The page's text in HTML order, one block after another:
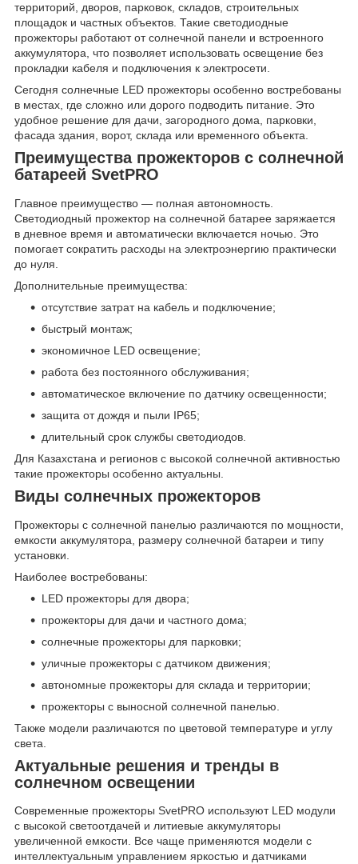
территорий, дворов, парковок, складов, строительных
площадок и частных объектов. Такие светодиодные
прожекторы работают от солнечной панели и встроенного
аккумулятора, что позволяет использовать освещение без
прокладки кабеля и подключения к электросети.
Сегодня солнечные LED прожекторы особенно востребованы
в местах, где сложно или дорого подводить питание. Это
удобное решение для дачи, загородного дома, парковки,
фасада здания, ворот, склада или временного объекта.
Преимущества прожекторов с солнечной
батареей SvetPRO
Главное преимущество — полная автономность.
Светодиодный прожектор на солнечной батарее заряжается
в дневное время и автоматически включается ночью. Это
помогает сократить расходы на электроэнергию практически
до нуля.
Дополнительные преимущества:
отсутствие затрат на кабель и подключение;
быстрый монтаж;
экономичное LED освещение;
работа без постоянного обслуживания;
автоматическое включение по датчику освещенности;
защита от дождя и пыли IP65;
длительный срок службы светодиодов.
Для Казахстана и регионов с высокой солнечной активностью
такие прожекторы особенно актуальны.
Виды солнечных прожекторов
Прожекторы с солнечной панелью различаются по мощности,
емкости аккумулятора, размеру солнечной батареи и типу
установки.
Наиболее востребованы:
LED прожекторы для двора;
прожекторы для дачи и частного дома;
солнечные прожекторы для парковки;
уличные прожекторы с датчиком движения;
автономные прожекторы для склада и территории;
прожекторы с выносной солнечной панелью.
Также модели различаются по цветовой температуре и углу
света.
Актуальные решения и тренды в
солнечном освещении
Современные прожекторы SvetPRO используют LED модули
с высокой светоотдачей и литиевые аккумуляторы
увеличенной емкости. Все чаще применяются модели с
интеллектуальным управлением яркостью и датчиками